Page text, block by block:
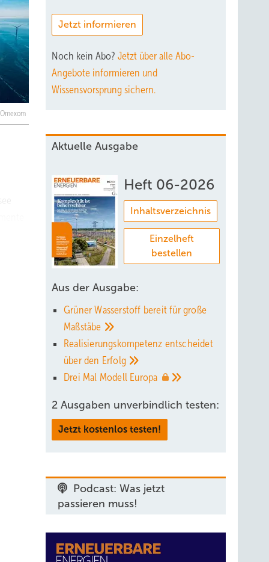
Omexom
von
Jetzt informieren
Noch kein Abo? Jetzt über alle Abo-
Angebote informieren und
Wissensvorsprung sichern.
Aktuelle Ausgabe
Heft 06-2026
Inhaltsverzeichnis
Einzelheft
bestellen
Aus der Ausgabe:
Grüner Wasserstoff bereit für große
Maßstäbe
Realisierungskompetenz entscheidet
über den Erfolg
Drei Mal Modell Europa
2 Ausgaben unverbindlich testen:
Jetzt kostenlos testen!
Podcast: Was jetzt
passieren muss!